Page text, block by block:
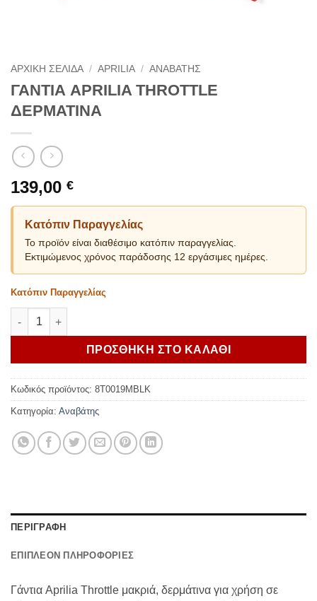
ΑΡΧΙΚΗ ΣΕΛΙΔΑ / APRILIA / ΑΝΑΒΑΤΗΣ
ΓΑΝΤΙΑ APRILIA THROTTLE
ΔΕΡΜΑΤΙΝΑ
139,00 €
Κατόπιν Παραγγελίας
Το προϊόν είναι διαθέσιμο κατόπιν παραγγελίας.
Εκτιμώμενος χρόνος παράδοσης 12 εργάσιμες ημέρες.
Κατόπιν Παραγγελίας
ΓΑΝΤΙΑ APRILIA THROTTLE ΔΕΡΜΑΤΙΝΑ ποσότητα
ΠΡΟΣΘΗΚΗ ΣΤΟ ΚΑΛΑΘΙ
Κωδικός προϊόντος: 8T0019MBLK
Κατηγορία: Αναβάτης
ΠΕΡΙΓΡΑΦΗ
ΕΠΙΠΛΕΟΝ ΠΛΗΡΟΦΟΡΙΕΣ
Γάντια Aprilia Throttle μακριά, δερμάτινα για χρήση σε